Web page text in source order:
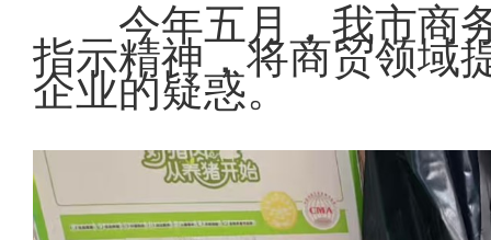
今年五月，我市商
指示精神，将商贸领域
企业的疑惑。